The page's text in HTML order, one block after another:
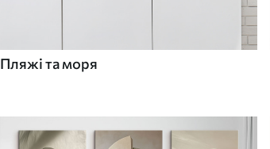
Пляжі та моря